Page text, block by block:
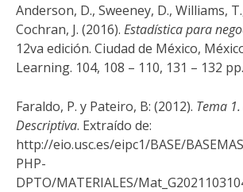
Anderson, D., Sweeney, D., Williams,
Cochran, J. (2016). Estadística para
12va edición. Ciudad de México,
Learning. 104, 108 – 110, 131 – 132 pp.
Faraldo, P. y Pateiro, B: (2012). Tema
Descriptiva. Extraído de:
http://eio.usc.es/eipc1/BASE/
PHP-
DPTO/MATERIALES/